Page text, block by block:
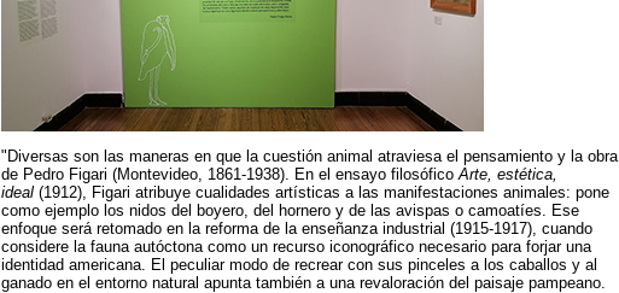
"Diversas son las maneras en que la cuestión animal atraviesa el pensamiento y la obra
de Pedro Figari (Montevideo, 1861-1938). En el ensayo filosófico Arte, estética,
ideal(1912), Figari atribuye cualidades artísticas a las manifestaciones animales: pone
como ejemplo los nidos del boyero, del hornero y de las avispas o camoatíes. Ese
enfoque será retomado en la reforma de la enseñanza industrial (1915-1917), cuando
considere la fauna autóctona como un recurso iconográfico necesario para forjar una
identidad americana. El peculiar modo de recrear con sus pinceles a los caballos y al
ganado en el entorno natural apunta también a una revaloración del paisaje pampeano.